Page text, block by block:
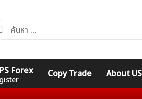
หรับ:
Forex Copy Trade About US
คอร์ส
Expert Indicators